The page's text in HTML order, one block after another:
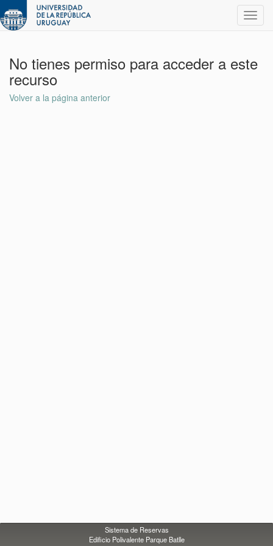
No tienes permiso para acceder a este
recurso
Volver a la página anterior
Sistema de Reservas
Edificio Polivalente Parque Batlle